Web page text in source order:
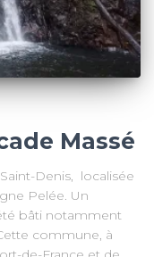
Massé
Denis, localisée
Pelée. Un
bâti notamment
commune, à